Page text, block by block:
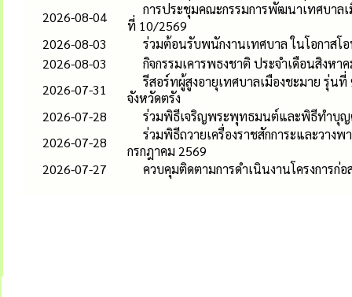
2026-08-04
การประชุมคณะกรรมการพัฒนาเทศบาล
ที่ 10/2569
2026-08-03
ร่วมต้อนรับพนักงานเทศบาล ในโอกาสโ
2026-08-03
กิจกรรมเคารพธงชาติ ประจำเดือนสิงหา
2026-07-31
รีสอร์ทผู้สูงอายุเทศบาลเมืองชะมาย รุ่
จังหวัดตรัง
2026-07-28
ร่วมพิธีเจริญพระพุทธมนต์และพิธีทำบุญตั
2026-07-28
ร่วมพิธีถวายเครื่องราชสักการะและวา
กรกฎาคม 2569
2026-07-27
ควบคุมติดตามการดำเนินงานโครงการ